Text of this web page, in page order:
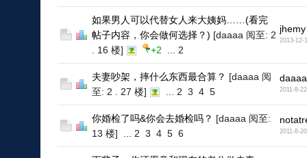
如果男人可以代替女人来大姨妈……(看完
帖子内容，你会做何选择？) [daaaa 阅至: 2
. 16 楼]
+2 2
jhemy
2013-12-
夫妻吵架，摔什么东西最合算？ [daaaa 阅
至: 2 . 27 楼]
2 3 4 5
daaaa
2011-8-22
你婚检了吗&你会去婚检吗？ [daaaa 阅至:
13 楼]
2 3 4 5 6 2011-8-20